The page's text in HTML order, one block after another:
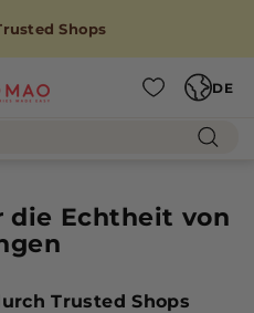
Shops
DE
die Echtheit von
Trusted Shops